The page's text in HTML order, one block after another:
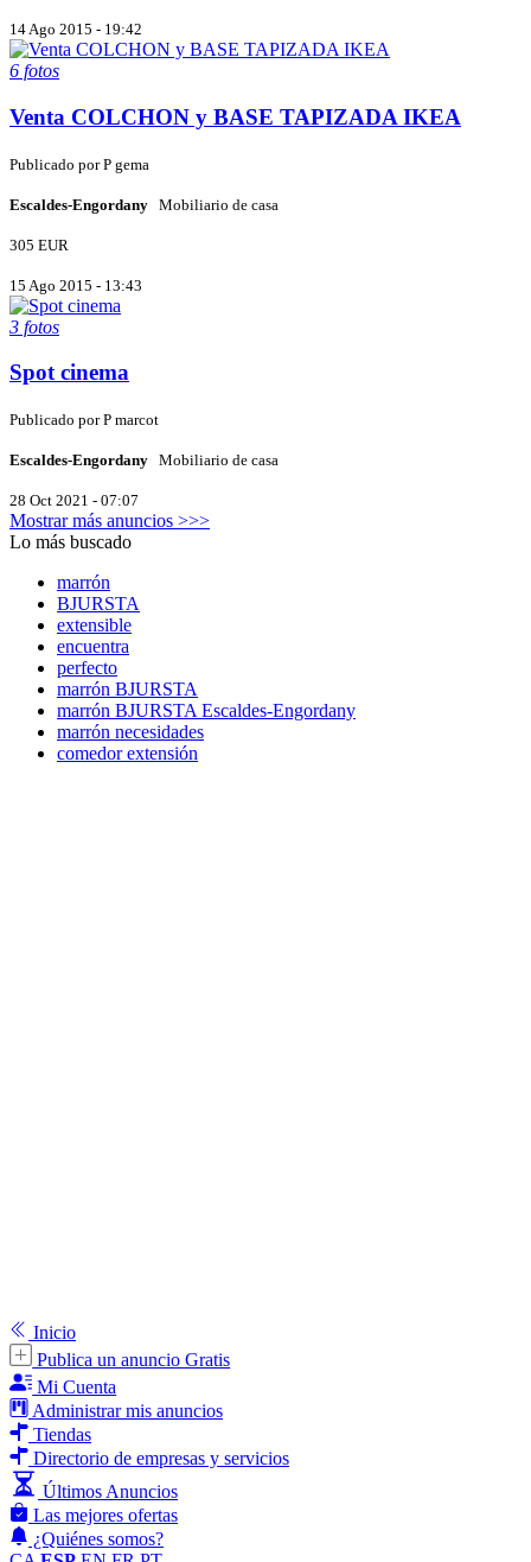
14 Ago 2015 - 19:42
6 fotos
Venta COLCHON y BASE TAPIZADA IKEA
Publicado porP gema
Escaldes-Engordany Mobiliario de casa
305 EUR
15 Ago 2015 - 13:43
3 fotos
Spot cinema
Publicado porP marcot
Escaldes-Engordany Mobiliario de casa
28 Oct 2021 - 07:07
Mostrar más anuncios >>>
Lo más buscado
marrón
BJURSTA
extensible
encuentra
perfecto
marrón BJURSTA
marrón BJURSTA Escaldes-Engordany
marrón necesidades
comedor extensión
Inicio
Publica un anuncio Gratis
Mi Cuenta
Administrar mis anuncios
Tiendas
Directorio de empresas y servicios
Últimos Anuncios
Las mejores ofertas
¿Quiénes somos?